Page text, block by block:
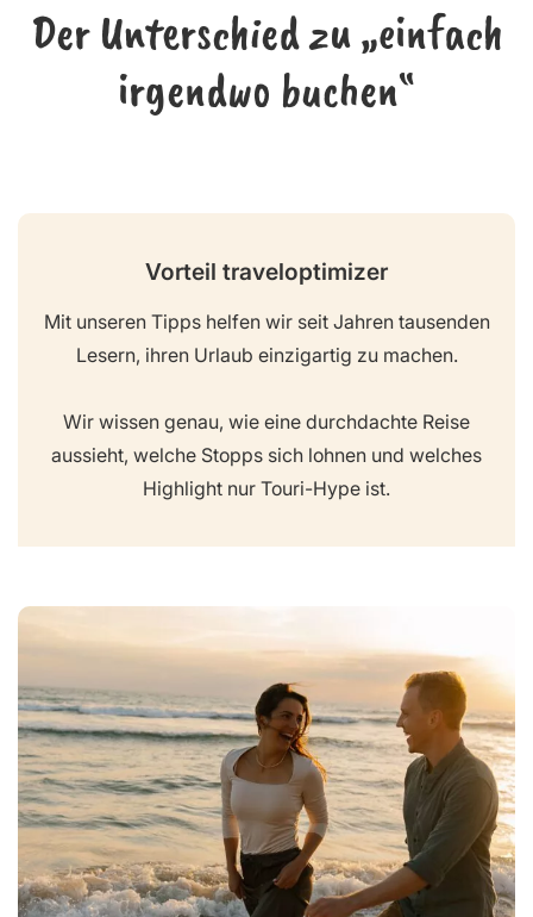
Der Unterschied zu „einfach
irgendwo buchen“
Vorteil traveloptimizer
Mit unseren Tipps helfen wir seit Jahren tausenden
Lesern, ihren Urlaub einzigartig zu machen.
Wir wissen genau, wie eine durchdachte Reise
aussieht, welche Stopps sich lohnen und welches
Highlight nur Touri-Hype ist.